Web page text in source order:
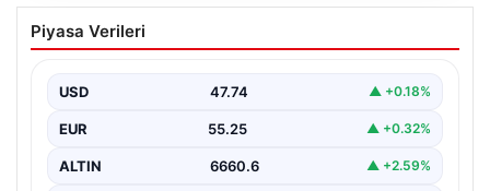
Jhon Duran’ın Benfica Formasıyla İlk
Golü Sevinci
maçında adeta parladı ve taraftarların kalbini…
Piyasa Verileri
USD 47.74 ▲ +0.18%
EUR 55.25 ▲ +0.32%
ALTIN 6660.6 ▲ +2.59%